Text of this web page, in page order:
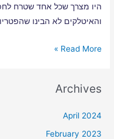
היו מצרך שכל אחד שטרח
והאיטלקים לא הבינו
Read More »
Archives
April 2024
February 2023